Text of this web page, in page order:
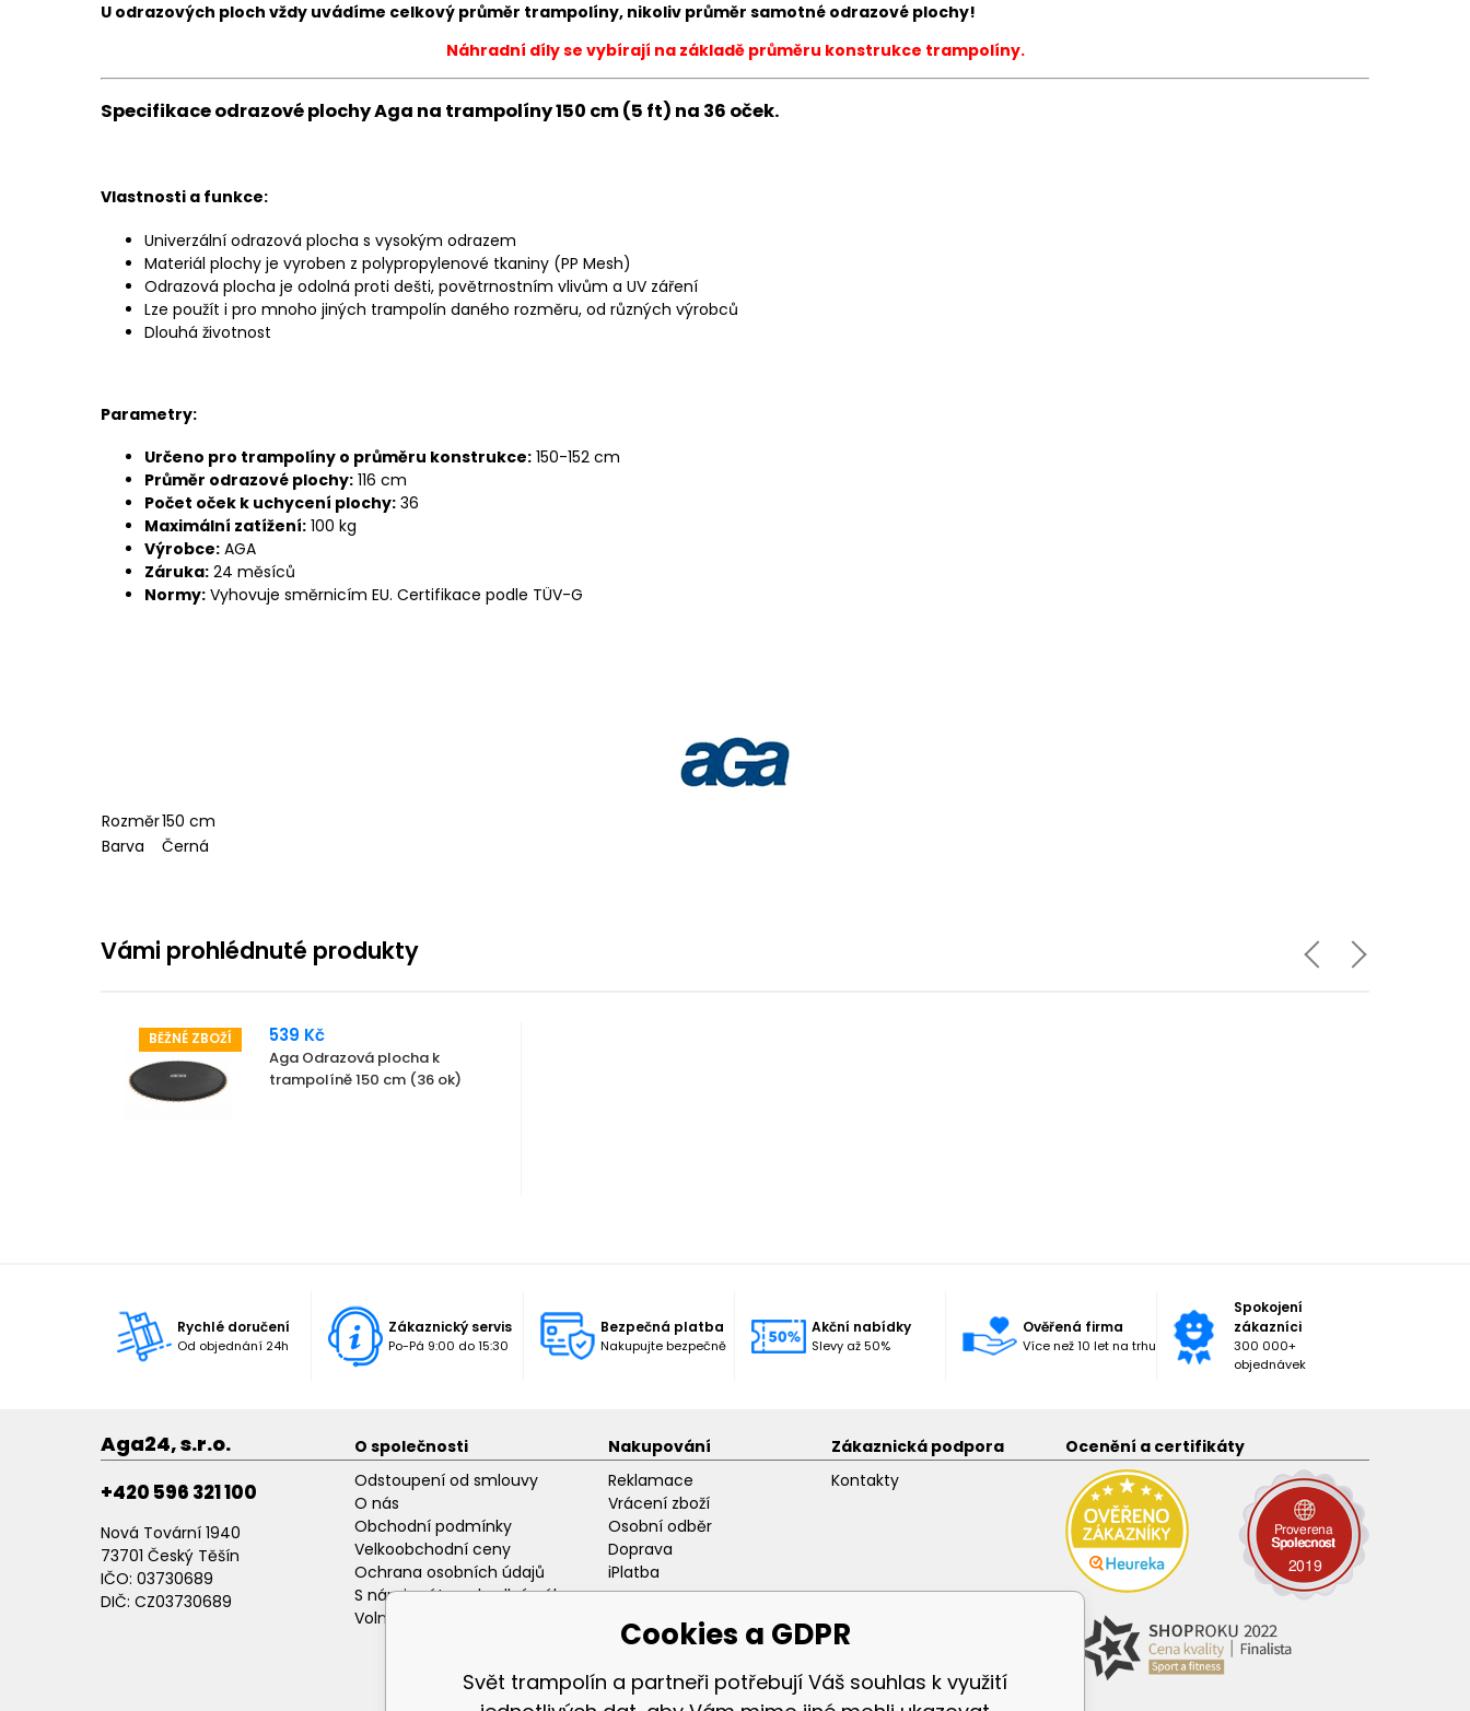
U odrazových ploch vždy uvádíme celkový průměr trampolíny, nikoliv průměr samotné odrazové plochy!
Náhradní díly se vybírají na základě průměru konstrukce trampolíny.
Specifikace odrazové plochy Aga na trampolíny 150 cm (5 ft) na 36 oček.
Vlastnosti a funkce:
Univerzální odrazová plocha s vysokým odrazem
Materiál plochy je vyroben z polypropylenové tkaniny (PP Mesh)
Odrazová plocha je odolná proti dešti, povětrnostním vlivům a UV záření
Lze použít i pro mnoho jiných trampolín daného rozměru, od různých výrobců
Dlouhá životnost
Parametry:
Určeno pro trampolíny o průměru konstrukce: 150-152 cm
Průměr odrazové plochy: 116 cm
Počet oček k uchycení plochy: 36
Maximální zatížení: 100 kg
Výrobce: AGA
Záruka: 24 měsíců
Normy: Vyhovuje směrnicím EU. Certifikace podle TÜV-G
Rozměr150 cm
Barva
Černá
Vámi prohlédnuté produkty
BĚŽNÉ ZBOŽÍ 539 Kč
Aga Odrazová plocha k
trampolíně 150 cm (36 ok)
Rychlé doručení
Od objednání 24h
Zákaznický servis
Po-Pá 9:00 do 15:30
Bezpečná platba
Nakupujte bezpečně
Akční nabídky
Slevy až 50%
Ověřená firma
Více než 10 let na trhu
Spokojení
zákazníci
300 000+
objednávek
Aga24, s.r.o.
+420 596 321 100
Nová Tovární 1940
73701 Český Těšín
IČO: 03730689
DIČ: CZ03730689
O společnosti
Odstoupení od smlouvy
O nás
Obchodní podmínky
Velkoobchodní ceny
Ochrana osobních údajů
S námi máte pohodlný nákup
Volné pracovní pozice
Nakupování
Reklamace
Vrácení zboží
Osobní odběr
Doprava
iPlatba
Zákaznická podpora
Kontakty
Ocenění a certifikáty
Cookies a GDPR
Svět trampolín a partneři potřebují Váš souhlas k využití